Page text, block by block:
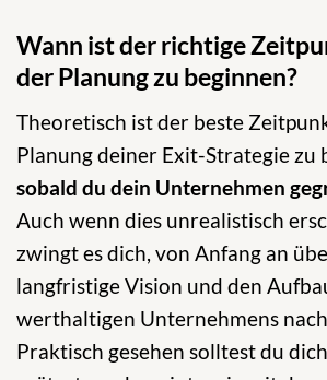
Wann ist der richtige
der Planung zu beginnen?
Theoretisch ist der beste
Planung deiner Exit-Strategie zu
sobald du dein Unternehmen
Auch wenn dies unrealistisch
zwingt es dich, von Anfang an
langfristige Vision und den
werthaltigen Unternehmens
Praktisch gesehen solltest du